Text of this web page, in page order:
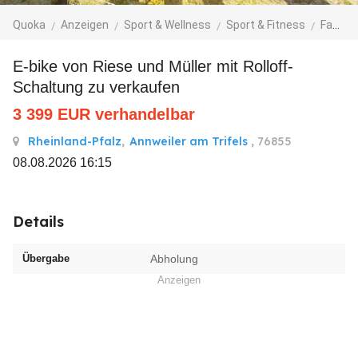
Quoka Anzeigen Sport & Wellness Sport & Fitness Fahrräder
E-bike von Riese und Müller mit Rolloff-
Schaltung zu verkaufen
3 399 EUR verhandelbar
Rheinland-Pfalz, Annweiler am Trifels , 76855
08.08.2026 16:15
Details
Übergabe Abholung
Anzeigen